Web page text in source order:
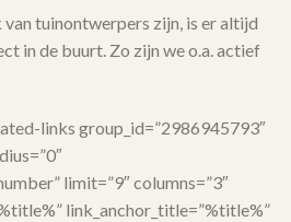
tuinontwerpers zijn, is er altijd
in de buurt. Zo zijn we o.a. actief
links group_id=”2986945793″
limit=”9″ columns=”3″
link_anchor_title=”%title%”